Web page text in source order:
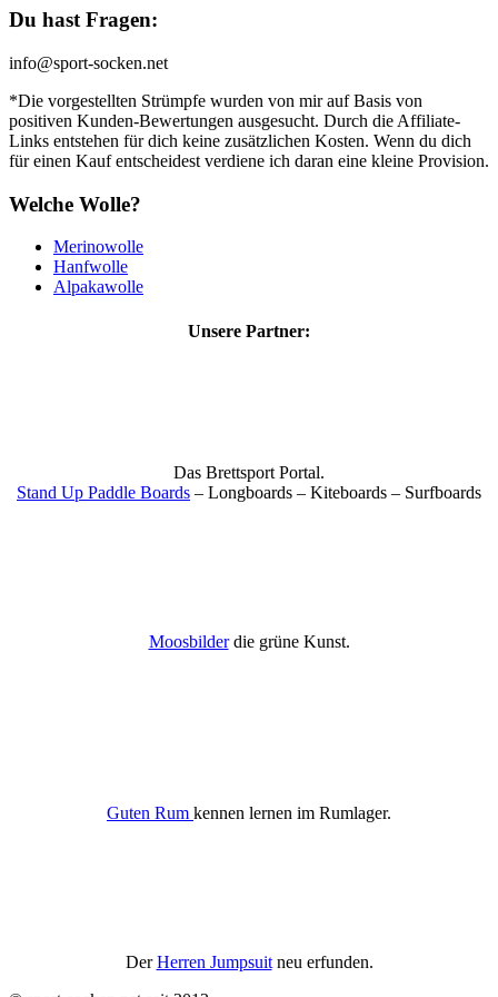
Du hast Fragen:
info@sport-socken.net
*Die vorgestellten Strümpfe wurden von mir auf Basis von
positiven Kunden-Bewertungen ausgesucht. Durch die Affiliate-
Links entstehen für dich keine zusätzlichen Kosten. Wenn du dich
für einen Kauf entscheidest verdiene ich daran eine kleine Provision.
Welche Wolle?
Merinowolle
Hanfwolle
Alpakawolle
Unsere Partner:
Das Brettsport Portal.
Stand Up Paddle Boards – Longboards – Kiteboards – Surfboards
Moosbilderdie grüne Kunst.
Guten Rum kennen lernen im Rumlager.
DerHerren Jumpsuitneu erfunden.